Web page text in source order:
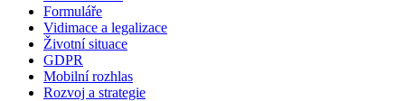
Formuláře
Vidimace a legalizace
Životní situace
GDPR
Mobilní rozhlas
Rozvoj a strategie